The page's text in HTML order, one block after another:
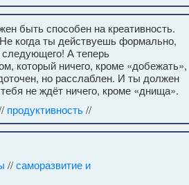
быть способен на креативность.
когда ты действуешь формально,
А теперь
который ничего, кроме «добежать»,
но расслаблен. И ты должен
не ждёт ничего, кроме «днища».
продуктивность//
//саморазвитие и